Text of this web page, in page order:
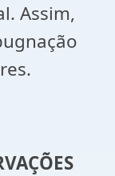
Assim,